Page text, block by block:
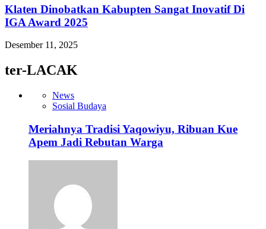
Klaten Dinobatkan Kabupten Sangat Inovatif Di
IGA Award 2025
Desember 11, 2025
ter-LACAK
News
Sosial Budaya
Meriahnya Tradisi Yaqowiyu, Ribuan Kue
Apem Jadi Rebutan Warga